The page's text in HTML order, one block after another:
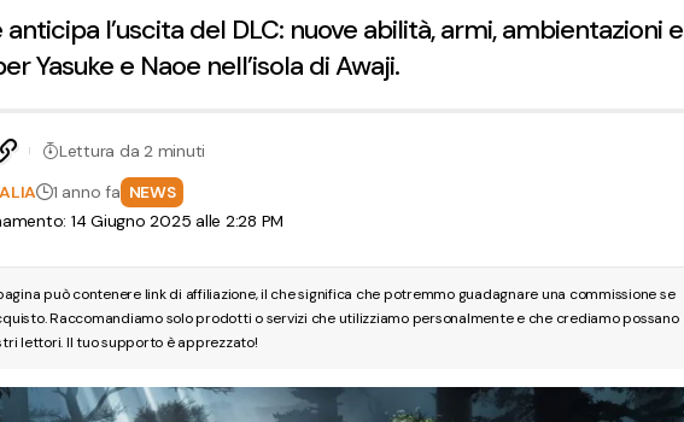
l’uscita del DLC: nuove abilità, armi, ambientazioni e
Yasuke e Naoe nell’isola di Awaji.
14 Giugno 2025 alle 2:28 PM
1 anno fa NEWS
Lettura da 2 minuti
può contenere link di affiliazione, il che significa che potremmo guadagnare una commissione se
Raccomandiamo solo prodotti o servizi che utilizziamo personalmente e che crediamo possano
lettori. Il tuo supporto è apprezzato!